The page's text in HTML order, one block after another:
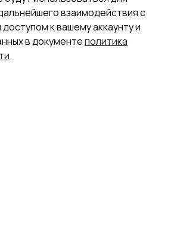
взаимодействия с
к вашему аккаунту и
в документеполитика
.